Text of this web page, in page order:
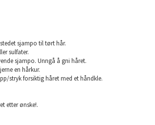
sjampo til tørt hår.
sulfater.
sjampo. Unngå å gni håret.
en hårkur.
stryk forsiktig håret med et håndkle.
etter ønske!.